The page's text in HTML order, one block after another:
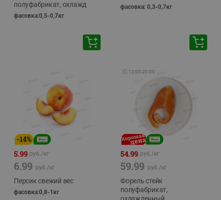
полуфабрикат, охлажд
фасовка:0,5-0,7кг
фасовка: 0,3-0,7кг
-14%
5.99 руб./кг
6.99 руб./кг
Персик свежий вес
фасовка:0,8-1кг
🕘 12:00-20:00
54.99 руб./кг
59.99 руб./кг
Форель стейк
полуфабрикат,